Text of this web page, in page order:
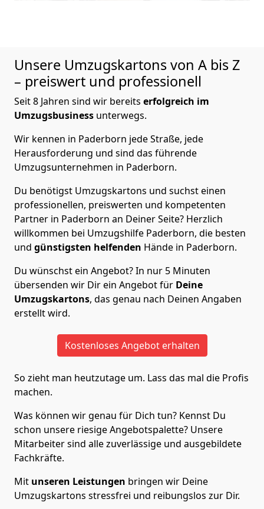
Unsere Umzugskartons von A bis Z
– preiswert und professionell
Seit 8 Jahren sind wir bereits erfolgreich im
Umzugsbusiness unterwegs.
Wir kennen in Paderborn jede Straße, jede
Herausforderung und sind das führende
Umzugsunternehmen in Paderborn.
Du benötigst Umzugskartons und suchst einen
professionellen, preiswerten und kompetenten
Partner in Paderborn an Deiner Seite? Herzlich
willkommen bei Umzugshilfe Paderborn, die besten
und günstigsten helfenden Hände in Paderborn.
Du wünschst ein Angebot? In nur 5 Minuten
übersenden wir Dir ein Angebot für Deine
Umzugskartons, das genau nach Deinen Angaben
erstellt wird.
Kostenloses Angebot erhalten
So zieht man heutzutage um. Lass das mal die Profis
machen.
Was können wir genau für Dich tun? Kennst Du
schon unsere riesige Angebotspalette? Unsere
Mitarbeiter sind alle zuverlässige und ausgebildete
Fachkräfte.
Mit unseren Leistungen bringen wir Deine
Umzugskartons stressfrei und reibungslos zur Dir.